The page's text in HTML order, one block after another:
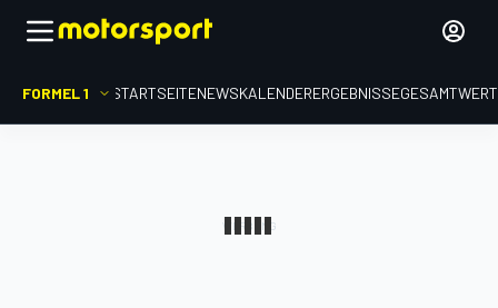
FORMEL 1 STARTSEITENEWSKALENDERERGEBNISSE